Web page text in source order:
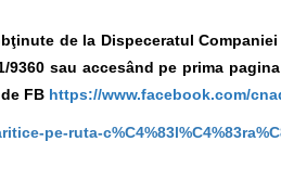
de la Dispeceratul
9360 sau accesând pe prima
FB https://www.facebook.com/
pe-ruta-